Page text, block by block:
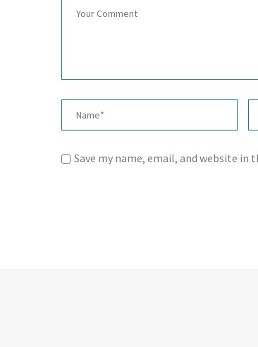
Save my name, email, and website